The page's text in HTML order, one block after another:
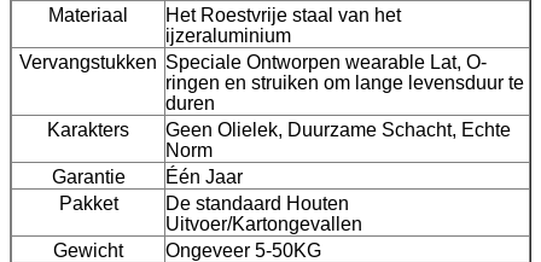
Materiaal
Het Roestvrije staal van het
ijzeraluminium
Vervangstukken Speciale Ontworpen wearable Lat, O-
ringen en struiken om lange levensduur te
duren
Karakters
Geen Olielek, Duurzame Schacht, Echte
Norm
Garantie
Één Jaar
Pakket
De standaard Houten
Uitvoer/Kartongevallen
Gewicht
Ongeveer 5-50KG